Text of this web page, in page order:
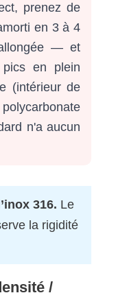
prenez de
en 3 à 4
— et
en plein
(intérieur de
n'a aucun
316. Le
la rigidité
/